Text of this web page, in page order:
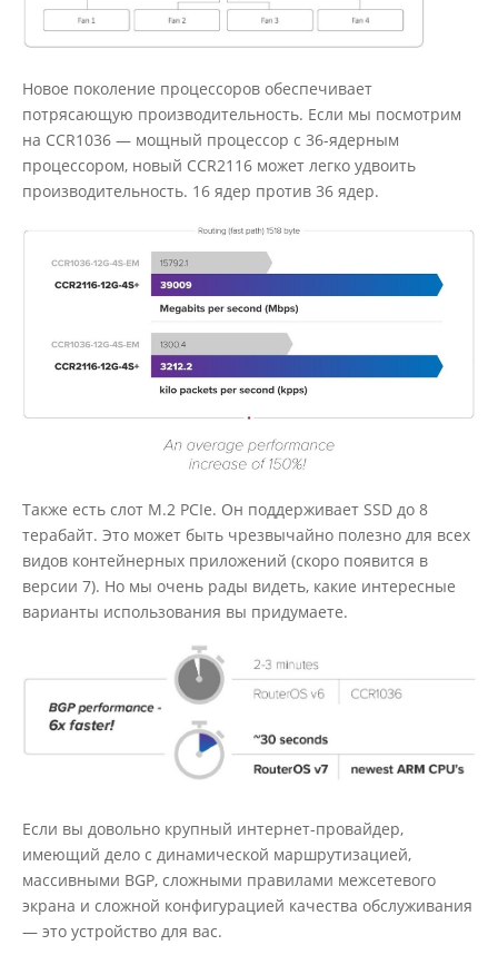
Новое поколение процессоров обеспечивает
потрясающую производительность. Если мы посмотрим
на CCR1036 — мощный процессор с 36-ядерным
процессором, новый CCR2116 может легко удвоить
производительность. 16 ядер против 36 ядер.
Также есть слот M.2 PCIe. Он поддерживает SSD до 8
терабайт. Это может быть чрезвычайно полезно для всех
видов контейнерных приложений (скоро появится в
версии 7). Но мы очень рады видеть, какие интересные
варианты использования вы придумаете.
Если вы довольно крупный интернет-провайдер,
имеющий дело с динамической маршрутизацией,
массивными BGP, сложными правилами межсетевого
экрана и сложной конфигурацией качества обслуживания
— это устройство для вас.